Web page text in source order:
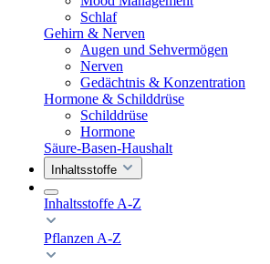
Schlaf
Gehirn & Nerven
Augen und Sehvermögen
Nerven
Gedächtnis & Konzentration
Hormone & Schilddrüse
Schilddrüse
Hormone
Säure-Basen-Haushalt
Inhaltsstoffe
Inhaltsstoffe A-Z
Pflanzen A-Z